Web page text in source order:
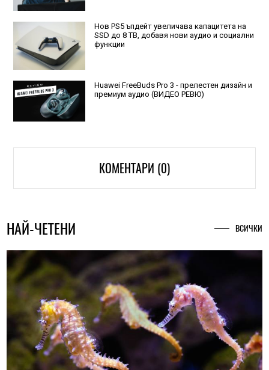
Нов PS5 ъпдейт увеличава капацитета на
SSD до 8 TB, добавя нови аудио и социални
функции
Huawei FreeBuds Pro 3 - прелестен дизайн и
премиум аудио (ВИДЕО РЕВЮ)
КОМЕНТАРИ (0)
НАЙ-ЧЕТЕНИ ВСИЧКИ